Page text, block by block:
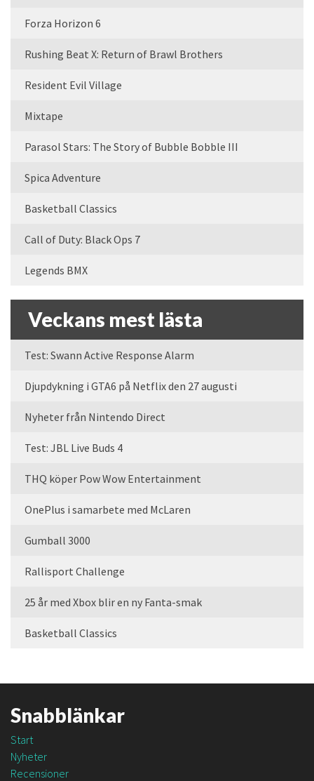
Forza Horizon 6
Rushing Beat X: Return of Brawl Brothers
Resident Evil Village
Mixtape
Parasol Stars: The Story of Bubble Bobble III
Spica Adventure
Basketball Classics
Call of Duty: Black Ops 7
Legends BMX
Veckans mest lästa
Test: Swann Active Response Alarm
Djupdykning i GTA6 på Netflix den 27 augusti
Nyheter från Nintendo Direct
Test: JBL Live Buds 4
THQ köper Pow Wow Entertainment
OnePlus i samarbete med McLaren
Gumball 3000
Rallisport Challenge
25 år med Xbox blir en ny Fanta-smak
Basketball Classics
Snabblänkar
Start
Nyheter
Recensioner